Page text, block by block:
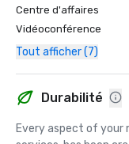
Centre d'affaires
Vidéoconférence
Tout afficher (7)
Durabilité
Every aspect of